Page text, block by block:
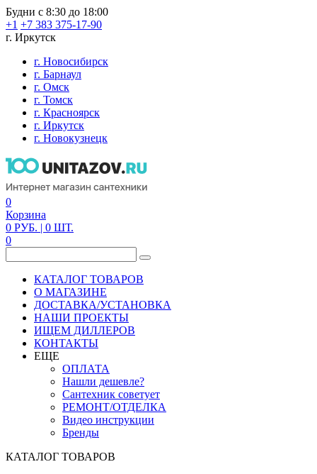
Будни с 8:30 до 18:00
+1 +7 383 375-17-90
г. Иркутск
г. Новосибирск
г. Барнаул
г. Омск
г. Томск
г. Красноярск
г. Иркутск
г. Новокузнецк
0
Корзина
0 РУБ. | 0 ШТ.
0
КАТАЛОГ ТОВАРОВ
О МАГАЗИНЕ
ДОСТАВКА/УСТАНОВКА
НАШИ ПРОЕКТЫ
ИЩЕМ ДИЛЛЕРОВ
КОНТАКТЫ
ЕЩЕ
ОПЛАТА
Нашли дешевле?
Сантехник советует
РЕМОНТ/ОТДЕЛКА
Видео инструкции
Бренды
КАТАЛОГ ТОВАРОВ